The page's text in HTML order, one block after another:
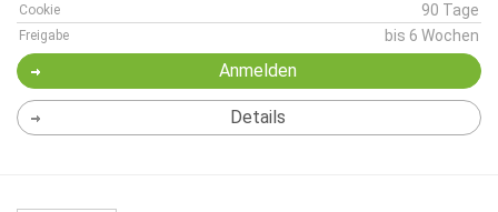
Cookie 90 Tage
Freigabe bis 6 Wochen
Anmelden
Details